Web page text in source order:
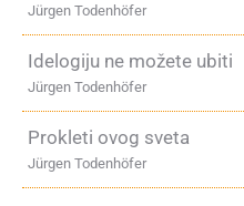
Jürgen Todenhöfer
Idelogiju ne možete ubiti
Jürgen Todenhöfer
Prokleti ovog sveta
Jürgen Todenhöfer